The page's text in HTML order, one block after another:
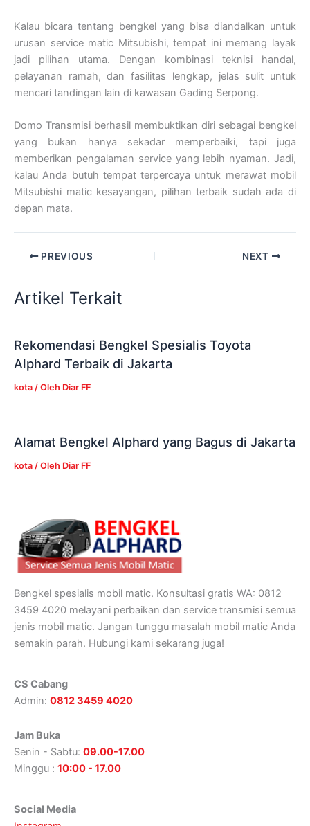
Kalau bicara tentang bengkel yang bisa diandalkan untuk
urusan service matic Mitsubishi, tempat ini memang layak
jadi pilihan utama. Dengan kombinasi teknisi handal,
pelayanan ramah, dan fasilitas lengkap, jelas sulit untuk
mencari tandingan lain di kawasan Gading Serpong.
Domo Transmisi berhasil membuktikan diri sebagai bengkel
yang bukan hanya sekadar memperbaiki, tapi juga
memberikan pengalaman service yang lebih nyaman. Jadi,
kalau Anda butuh tempat terpercaya untuk merawat mobil
Mitsubishi matic kesayangan, pilihan terbaik sudah ada di
depan mata.
PREVIOUS NEXT
Artikel Terkait
Rekomendasi Bengkel Spesialis Toyota
Alphard Terbaik di Jakarta
kota / Oleh Diar FF
Alamat Bengkel Alphard yang Bagus di Jakarta
kota / Oleh Diar FF
Bengkel spesialis mobil matic. Konsultasi gratis WA: 0812
3459 4020 melayani perbaikan dan service transmisi semua
jenis mobil matic. Jangan tunggu masalah mobil matic Anda
semakin parah. Hubungi kami sekarang juga!
CS Cabang
Admin: 0812 3459 4020
Jam Buka
Senin - Sabtu: 09.00-17.00
Minggu : 10:00 - 17.00
Social Media